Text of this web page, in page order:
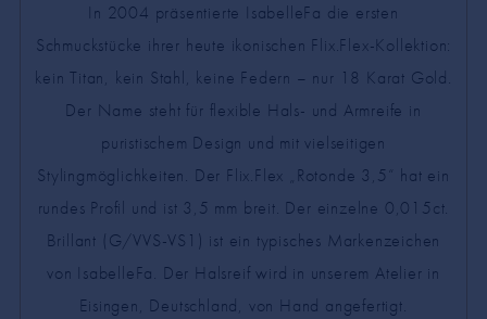
In 2004 präsentierte IsabelleFa die ersten
Schmuckstücke ihrer heute ikonischen Flix.Flex-Kollektion:
kein Titan, kein Stahl, keine Federn – nur 18 Karat Gold.
Der Name steht für flexible Hals- und Armreife in
puristischem Design und mit vielseitigen
Stylingmöglichkeiten. Der Flix.Flex „Rotonde 3,5“ hat ein
rundes Profil und ist 3,5 mm breit. Der einzelne 0,015ct.
Brillant (G/VVS-VS1) ist ein typisches Markenzeichen
von IsabelleFa. Der Halsreif wird in unserem Atelier in
Eisingen, Deutschland, von Hand angefertigt.